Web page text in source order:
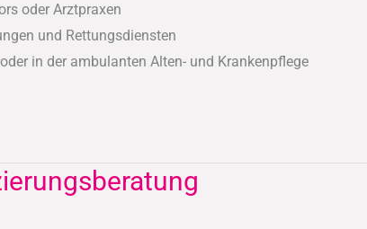
oder Arztpraxen
und Rettungsdiensten
in der ambulanten Alten- und Krankenpflege